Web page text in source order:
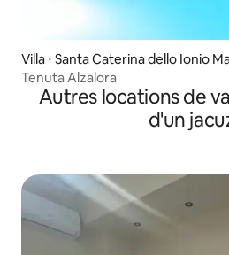
Villa ⋅ Santa Caterina dello Ionio
Tenuta Alzalora
Autres locations de
d'un